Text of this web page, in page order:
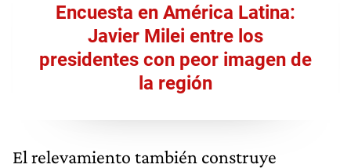
Encuesta en América Latina:
Javier Milei entre los
presidentes con peor imagen de
la región
El relevamiento también construye